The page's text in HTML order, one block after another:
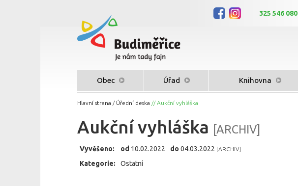
325 546 080
Obec Úřad Knihovna
Hlavní strana / Úřední deska // Aukční vyhláška
Aukční vyhláška [ARCHIV]
Vyvěšeno: od 10.02.2022 do 04.03.2022 [ARCHIV]
Kategorie: Ostatní